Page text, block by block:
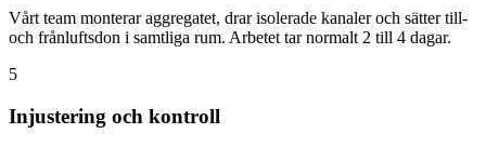
Vårt team monterar aggregatet, drar isolerade kanaler och sätter till-
och frånluftsdon i samtliga rum. Arbetet tar normalt 2 till 4 dagar.
5
Injustering och kontroll